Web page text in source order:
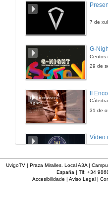
7 de
29 de
31 de
Vídeo
UVigo
UvigoTV | Praza Miralles. Local A3A |
España | Tlf: +34
Accesibilidade | Aviso Legal|